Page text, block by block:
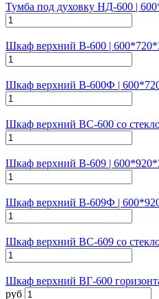
Тумба под духовку НД-600 |
Шкаф верхний В-600 |
Шкаф верхний В-600Ф |
Шкаф верхний ВС-600 со
Шкаф верхний В-609 |
Шкаф верхний В-609Ф |
Шкаф верхний ВС-609 со
Шкаф верхний ВГ-600
руб